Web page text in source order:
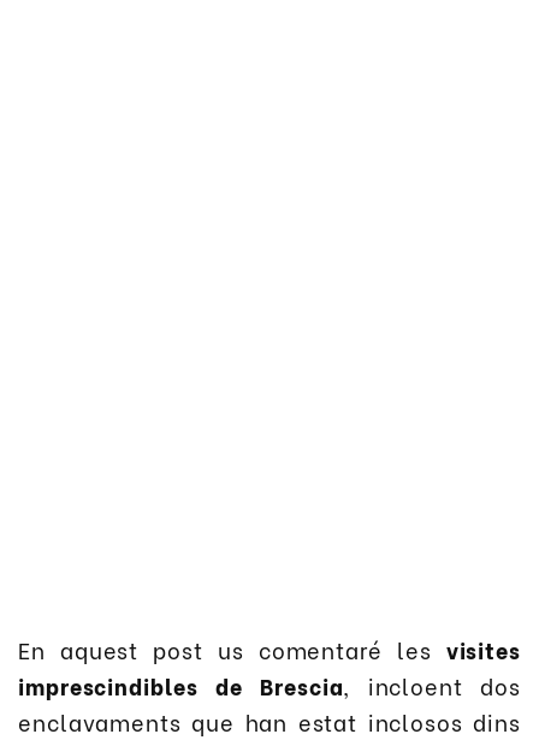
En aquest post us comentaré les visites
imprescindibles de Brescia, incloent dos
enclavaments que han estat inclosos dins